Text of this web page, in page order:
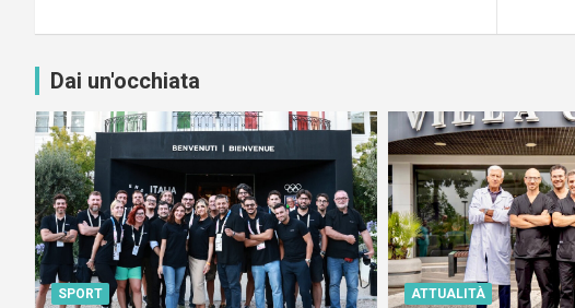
Dai un'occhiata
SPORT ATTUALITÀ